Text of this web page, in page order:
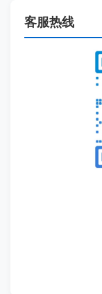
客服热线